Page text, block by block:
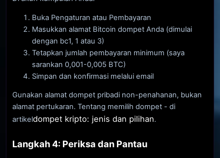
Buka Pengaturan atau Pembayaran
Masukkan alamat Bitcoin dompet Anda (dimulai
dengan bc1, 1 atau 3)
Tetapkan jumlah pembayaran minimum (saya
sarankan 0,001-0,005 BTC)
Simpan dan konfirmasi melalui email
Gunakan alamat dompet pribadi non-penahanan, bukan
alamat pertukaran. Tentang memilih dompet - di
artikeldompet kripto: jenis dan pilihan.
Langkah 4: Periksa dan Pantau